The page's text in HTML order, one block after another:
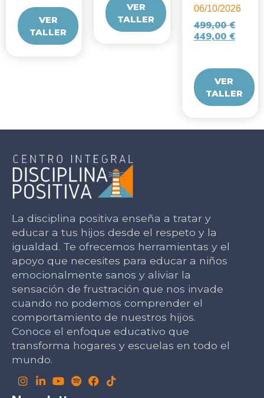
VER
TALLER
VER
TALLER
06/10/2026
499,00€
449,00 €
VER
TALLER
La disciplina positiva enseña a tratar y
educar a tus hijos desde el respeto y la
igualdad. Te ofrecemos herramientas y el
apoyo que necesites para educar a niños
emocionalmente sanos y aliviar la
sensación de frustración que nos invade
cuando no podemos comprender el
comportamiento de nuestros hijos.
Conoce el enfoque educativo que
transforma hogares y escuelas en todo el
mundo.